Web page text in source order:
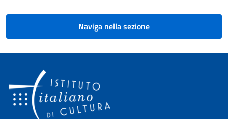
Naviga nella sezione